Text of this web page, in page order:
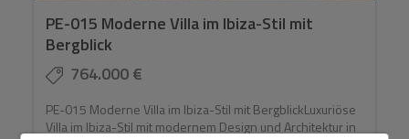
PE-015 Moderne Villa im Ibiza-Stil mit
Bergblick
764.000 €
PE-015 Moderne Villa im Ibiza-Stil mit BergblickLuxuriöse
Villa im Ibiza-Stil mit modernem Design und Architektur in